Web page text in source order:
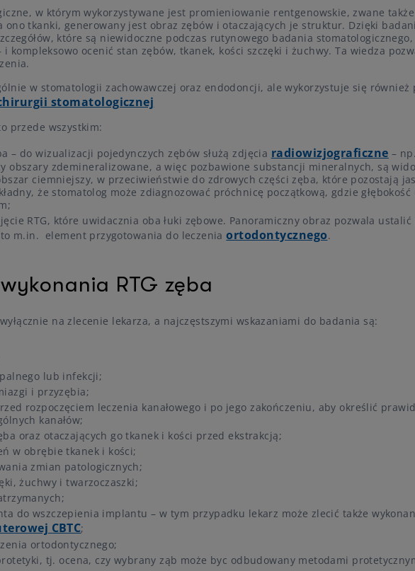
w którym wykorzystywane jest promieniowanie rentgenowskie, zwane także
ono tkanki, generowany jest obraz zębów i otaczających je struktur. Dzięki
które są niewidoczne podczas rutynowego badania stomatologicznego,
kompleksowo ocenić stan zębów, tkanek, kości szczęki i żuchwy. Ta wiedza
w stomatologii zachowawczej oraz endodoncji, ale wykorzystuje się również
stomatologicznej
przede wszystkim:
– do wizualizacji pojedynczych zębów służą zdjęcia radiowizjograficzne –
obszary zdemineralizowane, a więc pozbawione substancji mineralnych, są
ciemniejszy, w przeciwieństwie do zdrowych części zęba, które pozostają
że stomatolog może zdiagnozować próchnicę początkową, gdzie głębokość
RTG, które uwidacznia oba łuki zębowe. Panoramiczny obraz pozwala ustalić
m.in. element przygotowania do leczeniaortodontycznego.
RTG zęba
na zlecenie lekarza, a najczęstszymi wskazaniami do badania są:
lub infekcji;
i przyzębia;
rozpoczęciem leczenia kanałowego i po jego zakończeniu, aby określić
kanałów;
oraz otaczających go tkanek i kości przed ekstrakcją;
w obrębie tkanek i kości;
zmian patologicznych;
żuchwy i twarzoczaszki;
do wszczepienia implantu – w tym przypadku lekarz może zlecić także
CBTC;
ortodontycznego;
tj. ocena, czy wybrany ząb może byc odbudowany metodami